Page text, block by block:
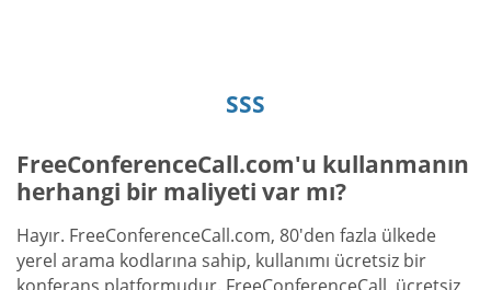
SSS
FreeConferenceCall.com'u kullanmanın
herhangi bir maliyeti var mı?
Hayır. FreeConferenceCall.com, 80'den fazla ülkede
yerel arama kodlarına sahip, kullanımı ücretsiz bir